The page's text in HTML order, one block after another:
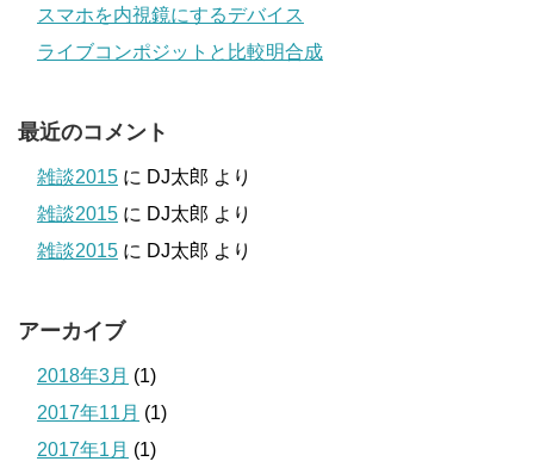
スマホを内視鏡にするデバイス
ライブコンポジットと比較明合成
最近のコメント
雑談2015 に DJ太郎 より
雑談2015 に DJ太郎 より
雑談2015 に DJ太郎 より
アーカイブ
2018年3月 (1)
2017年11月 (1)
2017年1月 (1)